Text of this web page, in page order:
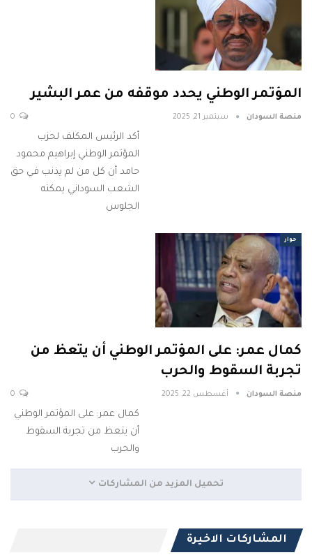
المؤتمر الوطني يحدد موقفه من عمر البشير
منصة السودان سبتمبر 21, 2025
أكد الرئيس المكلف لحزب
المؤتمر الوطني إبراهيم محمود
حامد أن كل من لم يذنب في حق
الشعب السوداني يمكنه
الجلوس
حوار
كمال عمر: على المؤتمر الوطني أن يتعظ من
تجربة السقوط والحرب
منصة السودان أغسطس 22, 2025
كمال عمر: على المؤتمر الوطني
أن يتعظ من تجربة السقوط
والحرب
تحميل المزيد من المشاركات
المشاركات الاخيرة